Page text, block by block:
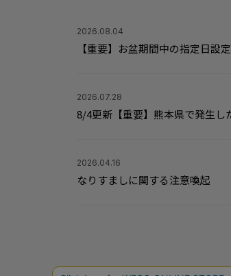
2026.08.04
【重要】お盆期間中の指定日設
2026.07.28
8/4更新【重要】熊本県で発生し
2026.04.16
なりすましに関する注意喚起
サポート情報